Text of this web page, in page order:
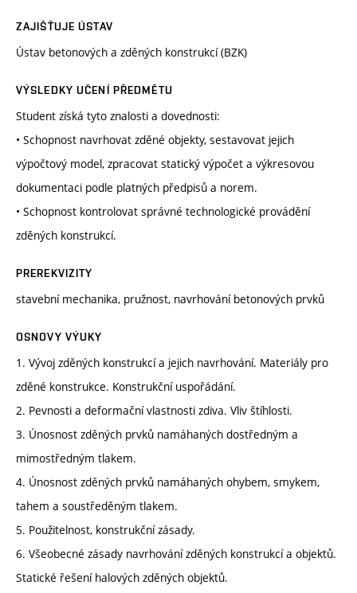
ZAJIŠŤUJE ÚSTAV
Ústav betonových a zděných konstrukcí (BZK)
VÝSLEDKY UČENÍ PŘEDMĚTU
Student získá tyto znalosti a dovednosti:
• Schopnost navrhovat zděné objekty, sestavovat jejich
výpočtový model, zpracovat statický výpočet a výkresovou
dokumentaci podle platných předpisů a norem.
• Schopnost kontrolovat správné technologické provádění
zděných konstrukcí.
PREREKVIZITY
stavební mechanika, pružnost, navrhování betonových prvků
OSNOVY VÝUKY
1. Vývoj zděných konstrukcí a jejich navrhování. Materiály pro
zděné konstrukce. Konstrukční uspořádání.
2. Pevnosti a deformační vlastnosti zdiva. Vliv štíhlosti.
3. Únosnost zděných prvků namáhaných dostředným a
mimostředným tlakem.
4. Únosnost zděných prvků namáhaných ohybem, smykem,
tahem a soustředěným tlakem.
5. Použitelnost, konstrukční zásady.
6. Všeobecné zásady navrhování zděných konstrukcí a objektů.
Statické řešení halových zděných objektů.